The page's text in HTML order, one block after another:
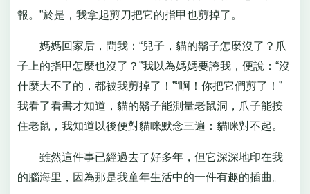
報。”於是，我拿起剪刀把它的指甲也剪掉了。
媽媽回家后，問我：“兒子，貓的鬍子怎麼沒了？爪
子上的指甲怎麼也沒了？”我以為媽媽要誇我，便說：“沒
什麼大不了的，都被我剪掉了！”“啊！你把它們剪了！”
我看了看書才知道，貓的鬍子能測量老鼠洞，爪子能按
住老鼠，我知道以後便對貓咪默念三遍：貓咪對不起。
雖然這件事已經過去了好多年，但它深深地印在我
的腦海里，因為那是我童年生活中的一件有趣的插曲。